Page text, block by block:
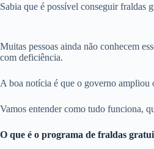
Sabia que é possível conseguir fraldas
Muitas pessoas ainda não conhecem
com deficiência.
A boa notícia é que o governo ampliou
Vamos entender como tudo funciona,
O que é o programa de fraldas